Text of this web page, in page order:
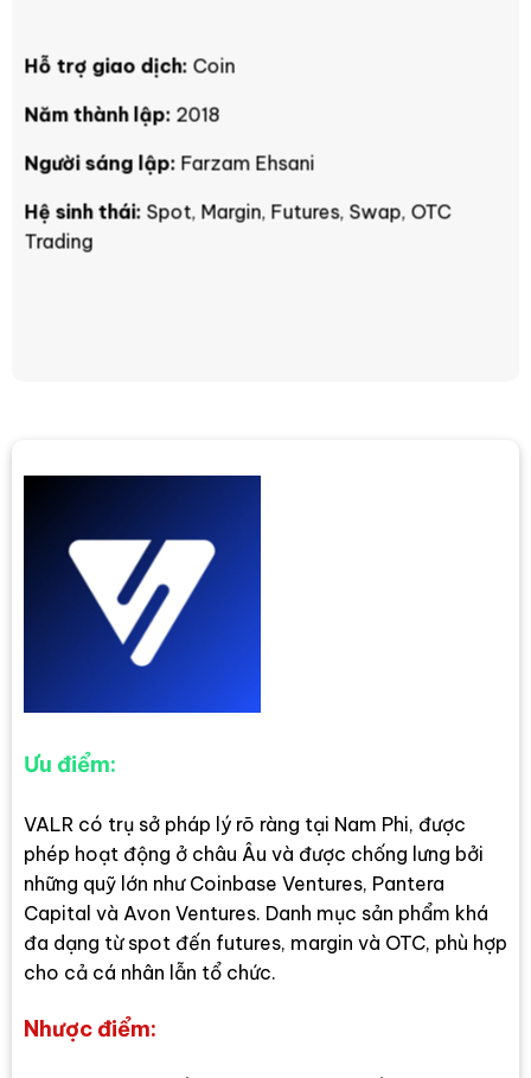
Hỗ trợ giao dịch: Coin
Năm thành lập: 2018
Người sáng lập: Farzam Ehsani
Hệ sinh thái: Spot, Margin, Futures, Swap, OTC
Trading
Ưu điểm:
VALR có trụ sở pháp lý rõ ràng tại Nam Phi, được
phép hoạt động ở châu Âu và được chống lưng bởi
những quỹ lớn như Coinbase Ventures, Pantera
Capital và Avon Ventures. Danh mục sản phẩm khá
đa dạng từ spot đến futures, margin và OTC, phù hợp
cho cả cá nhân lẫn tổ chức.
Nhược điểm: